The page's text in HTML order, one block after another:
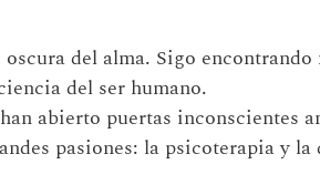
del alma. Sigo
del ser humano.
abierto puertas inconscientes
pasiones: la psicoterapia y la